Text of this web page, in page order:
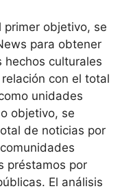
primer objetivo, se
para obtener
hechos culturales
con el total
unidades
objetivo, se
de noticias por
préstamos por
El análisis